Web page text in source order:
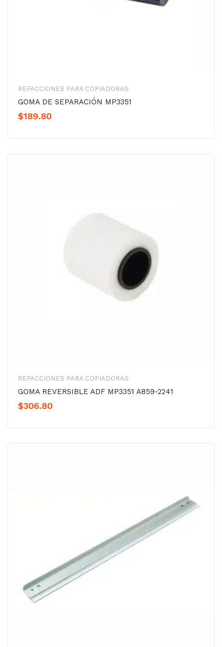
REFACCIONES PARA COPIADORAS
GOMA DE SEPARACIÓN MP3351
$189.80
REFACCIONES PARA COPIADORAS
GOMA REVERSIBLE ADF MP3351 A859-2241
$306.80